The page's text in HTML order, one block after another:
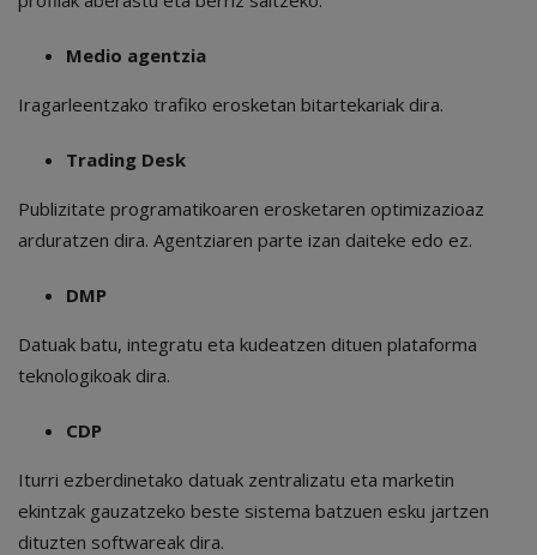
Medio agentzia
Iragarleentzako trafiko erosketan bitartekariak dira.
Trading Desk
Publizitate programatikoaren erosketaren optimizazioaz
arduratzen dira. Agentziaren parte izan daiteke edo ez.
DMP
Datuak batu, integratu eta kudeatzen dituen plataforma
teknologikoak dira.
CDP
Iturri ezberdinetako datuak zentralizatu eta marketin
ekintzak gauzatzeko beste sistema batzuen esku jartzen
dituzten softwareak dira.